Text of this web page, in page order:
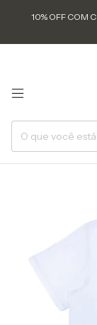
10% OFF COM